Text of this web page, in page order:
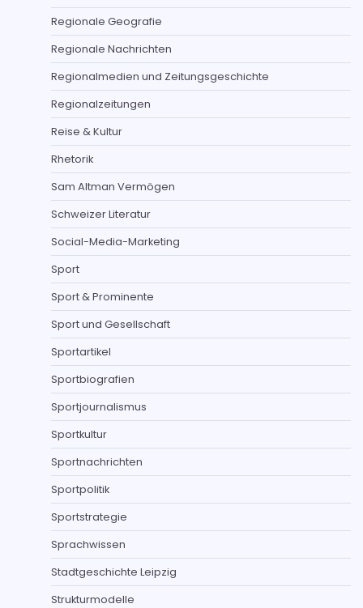
Regionale Geografie
Regionale Nachrichten
Regionalmedien und Zeitungsgeschichte
Regionalzeitungen
Reise & Kultur
Rhetorik
Sam Altman Vermögen
Schweizer Literatur
Social-Media-Marketing
Sport
Sport & Prominente
Sport und Gesellschaft
Sportartikel
Sportbiografien
Sportjournalismus
Sportkultur
Sportnachrichten
Sportpolitik
Sportstrategie
Sprachwissen
Stadtgeschichte Leipzig
Strukturmodelle